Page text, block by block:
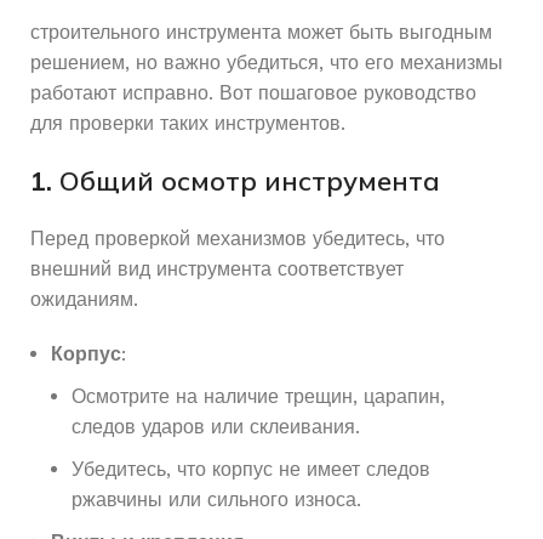
строительного инструмента может быть выгодным
решением, но важно убедиться, что его механизмы
работают исправно. Вот пошаговое руководство
для проверки таких инструментов.
1. Общий осмотр инструмента
Перед проверкой механизмов убедитесь, что
внешний вид инструмента соответствует
ожиданиям.
Корпус:
Осмотрите на наличие трещин, царапин,
следов ударов или склеивания.
Убедитесь, что корпус не имеет следов
ржавчины или сильного износа.